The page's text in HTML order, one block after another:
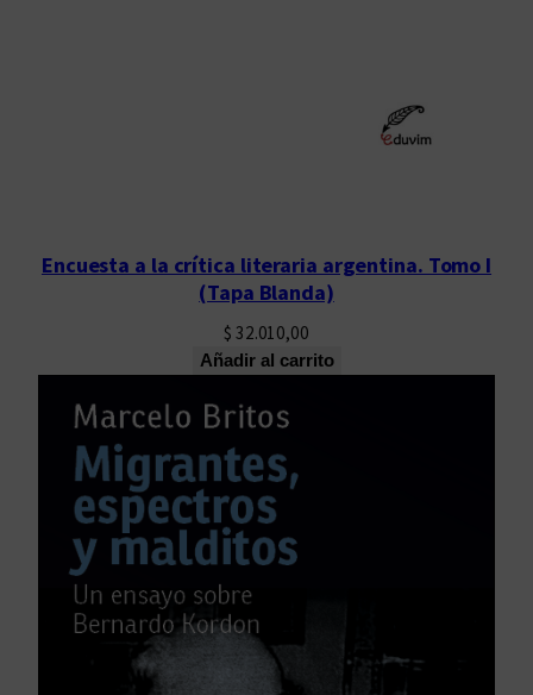
Encuesta a la crítica literaria argentina. Tomo I
(Tapa Blanda)
$ 32.010,00
Añadir al carrito